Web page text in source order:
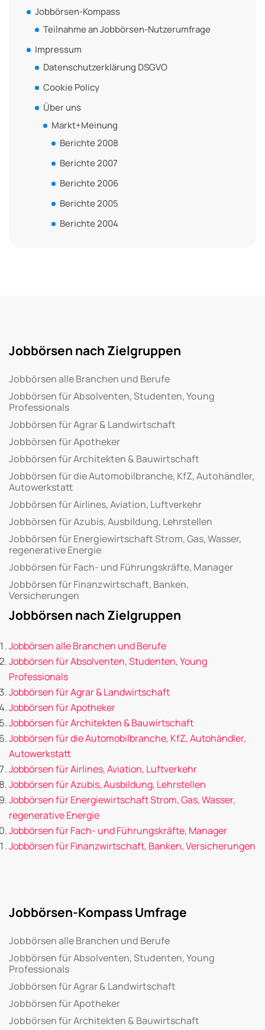
Jobbörsen-Kompass
Teilnahme an Jobbörsen-Nutzerumfrage
Impressum
Datenschutzerklärung DSGVO
Cookie Policy
Über uns
Markt+Meinung
Berichte 2008
Berichte 2007
Berichte 2006
Berichte 2005
Berichte 2004
Jobbörsen nach Zielgruppen
Jobbörsen alle Branchen und Berufe
Jobbörsen für Absolventen, Studenten, Young
Professionals
Jobbörsen für Agrar & Landwirtschaft
Jobbörsen für Apotheker
Jobbörsen für Architekten & Bauwirtschaft
Jobbörsen für die Automobilbranche, KfZ, Autohändler,
Autowerkstatt
Jobbörsen für Airlines, Aviation, Luftverkehr
Jobbörsen für Azubis, Ausbildung, Lehrstellen
Jobbörsen für Energiewirtschaft Strom, Gas, Wasser,
regenerative Energie
Jobbörsen für Fach- und Führungskräfte, Manager
Jobbörsen für Finanzwirtschaft, Banken,
Versicherungen
Jobbörsen nach Zielgruppen
Jobbörsen alle Branchen und Berufe
Jobbörsen für Absolventen, Studenten, Young
Professionals
Jobbörsen für Agrar & Landwirtschaft
Jobbörsen für Apotheker
Jobbörsen für Architekten & Bauwirtschaft
Jobbörsen für die Automobilbranche, KfZ, Autohändler,
Autowerkstatt
Jobbörsen für Airlines, Aviation, Luftverkehr
Jobbörsen für Azubis, Ausbildung, Lehrstellen
Jobbörsen für Energiewirtschaft Strom, Gas, Wasser,
regenerative Energie
Jobbörsen für Fach- und Führungskräfte, Manager
Jobbörsen für Finanzwirtschaft, Banken, Versicherungen
Jobbörsen-Kompass Umfrage
Jobbörsen alle Branchen und Berufe
Jobbörsen für Absolventen, Studenten, Young
Professionals
Jobbörsen für Agrar & Landwirtschaft
Jobbörsen für Apotheker
Jobbörsen für Architekten & Bauwirtschaft